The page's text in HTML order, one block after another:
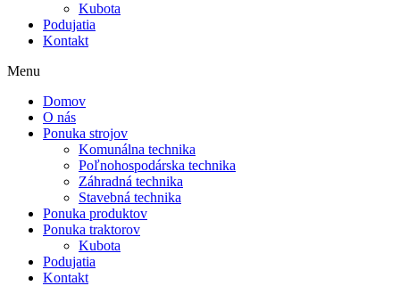
Kubota
Podujatia
Kontakt
Menu
Domov
O nás
Ponuka strojov
Komunálna technika
Poľnohospodárska technika
Záhradná technika
Stavebná technika
Ponuka produktov
Ponuka traktorov
Kubota
Podujatia
Kontakt